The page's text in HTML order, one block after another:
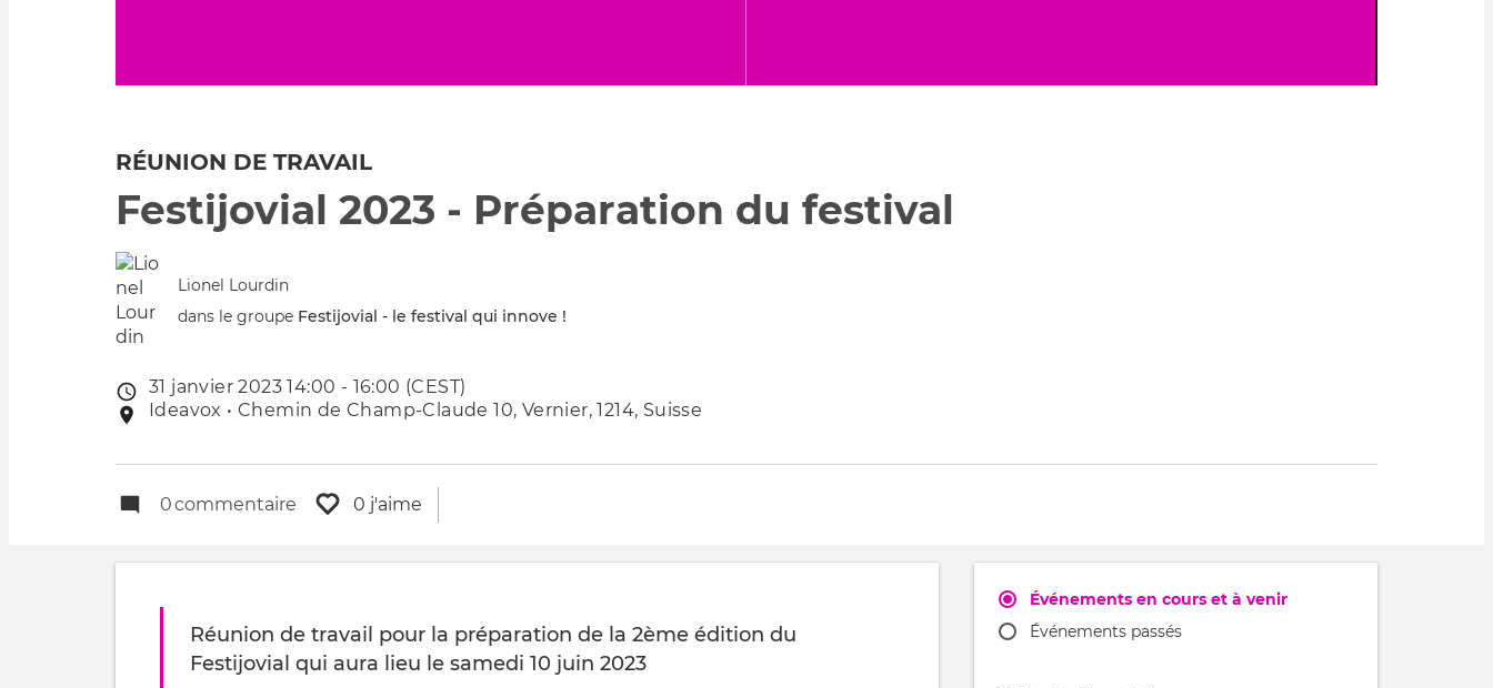
RÉUNION DE TRAVAIL
Festijovial 2023 - Préparation du festival
Lionel Lourdin
dans le groupe Festijovial - le festival qui innove !
Date
de
31 janvier 2023 14:00 - 16:00 (CEST)
Lieu
Ideavox • Chemin de Champ-Claude 10, Vernier, 1214, Suisse
0commentaire 0 j'aime
Événements en cours et à venir
Événements passés
Réunion de travail pour la préparation de la 2ème édition du
Festijovial qui aura lieu le samedi 10 juin 2023